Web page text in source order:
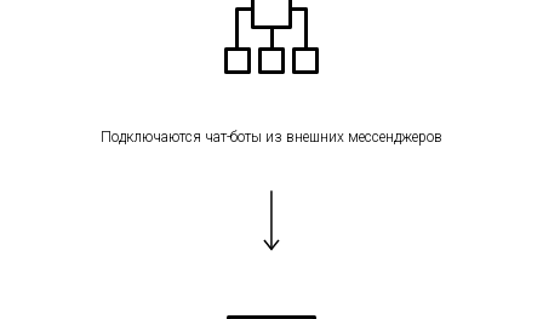
Подключаются чат-боты из внешних мессенджеров